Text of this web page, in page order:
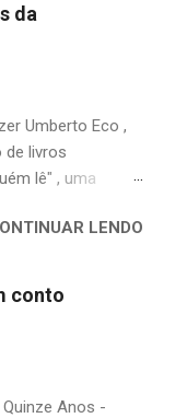
da
Umberto Eco ,
de livros
lê" , uma
da
somos forçados
na escola e
uma certa
livro ou autor
LENDO
conto
Anos -